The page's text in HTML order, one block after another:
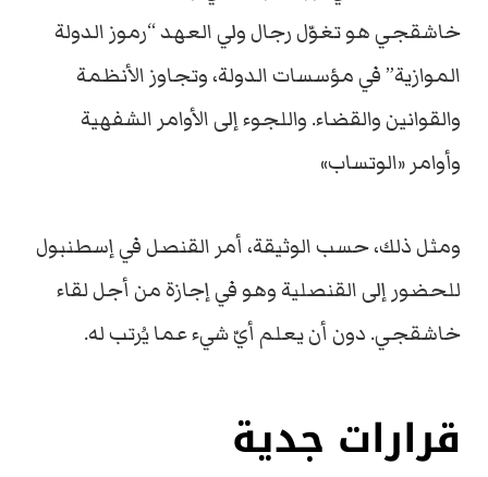
خاشقجي هو تغوّل رجال ولي العهد “رموز الدولة
الموازية” في مؤسسات الدولة، وتجاوز الأنظمة
والقوانين والقضاء. واللجوء إلى الأوامر الشفهية
وأوامر «الوتساب»
ومثل ذلك، حسب الوثيقة، أمر القنصل في إسطنبول
للحضور إلى القنصلية وهو في إجازة من أجل لقاء
خاشقجي. دون أن يعلم أيّ شيء عما يُرتب له.
قرارات جدية